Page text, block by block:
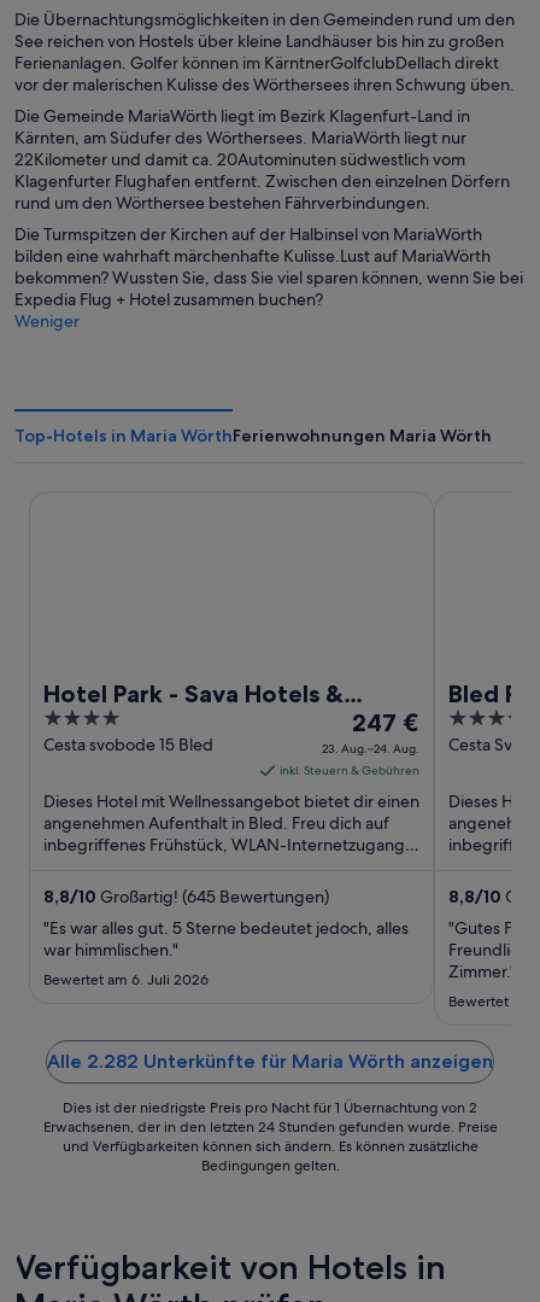
Die Übernachtungsmöglichkeiten in den Gemeinden rund um den
See reichen von Hostels über kleine Landhäuser bis hin zu großen
Ferienanlagen. Golfer können im KärntnerGolfclubDellach direkt
vor der malerischen Kulisse des Wörthersees ihren Schwung üben.
Die Gemeinde MariaWörth liegt im Bezirk Klagenfurt-Land in
Kärnten, am Südufer des Wörthersees. MariaWörth liegt nur
22Kilometer und damit ca. 20Autominuten südwestlich vom
Klagenfurter Flughafen entfernt. Zwischen den einzelnen Dörfern
rund um den Wörthersee bestehen Fährverbindungen.
Die Turmspitzen der Kirchen auf der Halbinsel von MariaWörth
bilden eine wahrhaft märchenhafte Kulisse.Lust auf MariaWörth
bekommen? Wussten Sie, dass Sie viel sparen können, wenn Sie bei
Expedia Flug + Hotel zusammen buchen?
Weniger
Top-Hotels in Maria WörthFerienwohnungen Maria Wörth
Hotel Park - Sava Hotels &
Resorts
4
out
5
Cesta svobode 15 Bled
Der
Preis
beträgt
247 €
pro
Nacht
Aug.
247 €
23. Aug.–24. Aug.
inkl. Steuern & Gebühren
Dieses Hotel mit Wellnessangebot bietet dir einen
angenehmen Aufenthalt in Bled. Freu dich auf
inbegriffenes Frühstück, WLAN-Internetzugang
8,8/10 Großartig! (645 Bewertungen)
"Es war alles gut. 5 Sterne bedeutet jedoch, alles
war himmlischen."
Bewertet am 6. Juli 2026
Bled
4.5
out
5
Cesta
Dieses
8,8/10
"Gutes
Zimmer."
Bewertet am
Alle 2.282 Unterkünfte für Maria Wörth anzeigen
Dies ist der niedrigste Preis pro Nacht für 1 Übernachtung von 2
Erwachsenen, der in den letzten 24 Stunden gefunden wurde. Preise
und Verfügbarkeiten können sich ändern. Es können zusätzliche
Bedingungen gelten.
Verfügbarkeit von Hotels in